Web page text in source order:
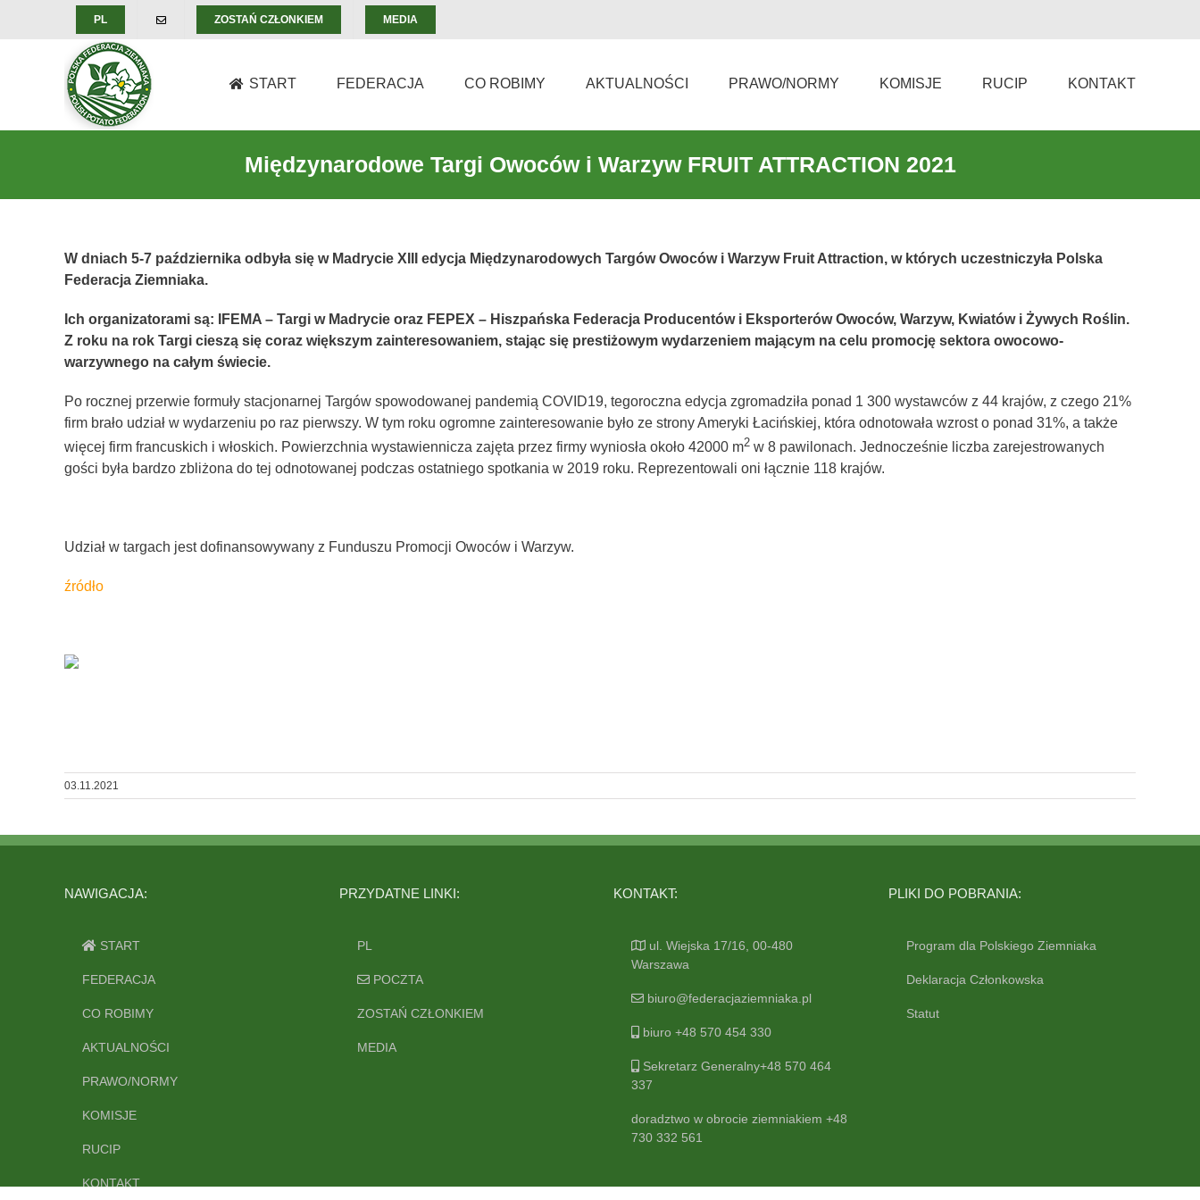
PL ZOSTAŃ CZŁONKIEM MEDIA
START FEDERACJA CO ROBIMY AKTUALNOŚCI PRAWO/NORMY KOMISJE RUCIP KONTAKT
Międzynarodowe Targi Owoców i Warzyw FRUIT ATTRACTION 2021
W dniach 5-7 października odbyła się w Madrycie XIII edycja Międzynarodowych Targów Owoców i Warzyw Fruit Attraction, w których uczestniczyła Polska
Federacja Ziemniaka.
Ich organizatorami są: IFEMA – Targi w Madrycie oraz FEPEX – Hiszpańska Federacja Producentów i Eksporterów Owoców, Warzyw, Kwiatów i Żywych Roślin.
Z roku na rok Targi cieszą się coraz większym zainteresowaniem, stając się prestiżowym wydarzeniem mającym na celu promocję sektora owocowo-
warzywnego na całym świecie.
Po rocznej przerwie formuły stacjonarnej Targów spowodowanej pandemią COVID19, tegoroczna edycja zgromadziła ponad 1 300 wystawców z 44 krajów, z czego 21%
firm brało udział w wydarzeniu po raz pierwszy. W tym roku ogromne zainteresowanie było ze strony Ameryki Łacińskiej, która odnotowała wzrost o ponad 31%, a także
więcej firm francuskich i włoskich. Powierzchnia wystawiennicza zajęta przez firmy wyniosła około 42000 m2 w 8 pawilonach. Jednocześnie liczba zarejestrowanych
gości była bardzo zbliżona do tej odnotowanej podczas ostatniego spotkania w 2019 roku. Reprezentowali oni łącznie 118 krajów.
Udział w targach jest dofinansowywany z Funduszu Promocji Owoców i Warzyw.
źródło
03.11.2021
NAWIGACJA:
START
FEDERACJA
CO ROBIMY
AKTUALNOŚCI
PRAWO/NORMY
KOMISJE
RUCIP
KONTAKT
PRZYDATNE LINKI:
PL
POCZTA
ZOSTAŃ CZŁONKIEM
MEDIA
KONTAKT:
ul. Wiejska 17/16, 00-480
Warszawa
biuro@federacjaziemniaka.pl
biuro +48 570 454 330
Sekretarz Generalny+48 570 464
337
doradztwo w obrocie ziemniakiem +48
730 332 561
PLIKI DO POBRANIA:
Program dla Polskiego Ziemniaka
Deklaracja Członkowska
Statut